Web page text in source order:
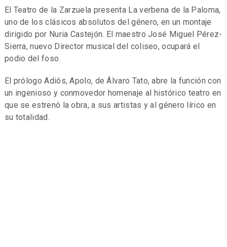
El Teatro de la Zarzuela presenta La verbena de la Paloma,
uno de los clásicos absolutos del género, en un montaje
dirigido por Nuria Castejón. El maestro José Miguel Pérez-
Sierra, nuevo Director musical del coliseo, ocupará el
podio del foso.
El prólogo Adiós, Apolo, de Álvaro Tato, abre la función con
un ingenioso y conmovedor homenaje al histórico teatro en
que se estrenó la obra, a sus artistas y al género lírico en
su totalidad.